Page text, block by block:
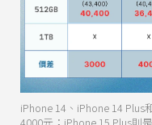
iPhone 14、iPhone 14